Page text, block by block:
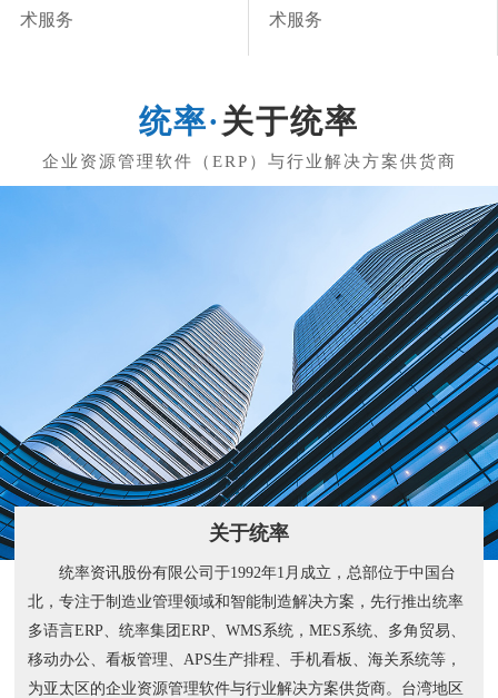
术服务
术服务
关于统率
关于统率
统率资讯股份有限公司于1992年1月成立，总部位于中国台
北，专注于制造业管理领域和智能制造解决方案，先行推出统率
多语言ERP、统率集团ERP、WMS系统，MES系统、多角贸易、
移动办公、看板管理、APS生产排程、手机看板、海关系统等，
为亚太区的企业资源管理软件与行业解决方案供货商。台湾地区